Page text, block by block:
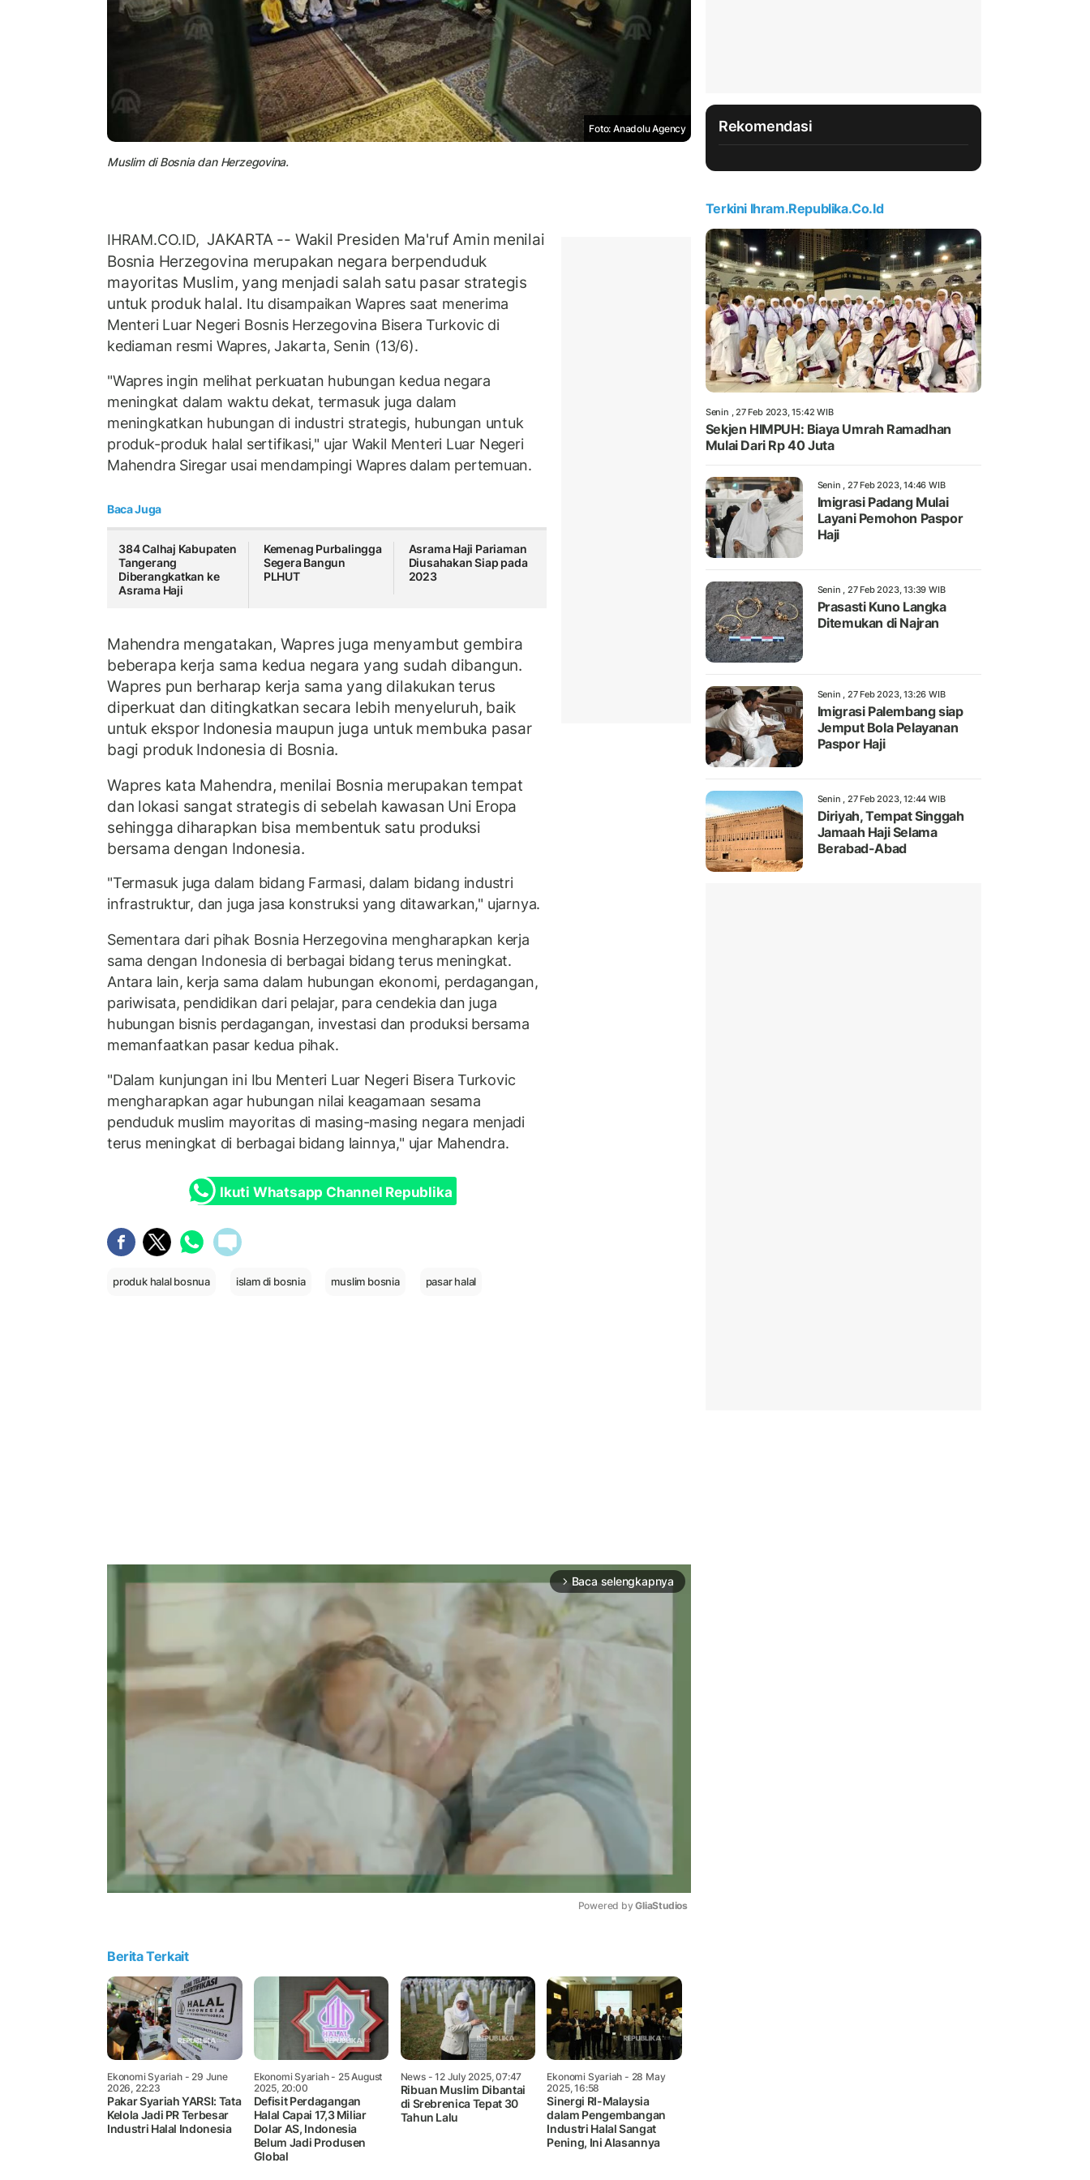
Foto: Anadolu Agency
Muslim di Bosnia dan Herzegovina.
IHRAM.CO.ID,JAKARTA -- Wakil Presiden Ma'ruf Amin menilai
Bosnia Herzegovina merupakan negara berpenduduk
mayoritas Muslim, yang menjadi salah satu pasar strategis
untuk produk halal. Itu disampaikan Wapres saat menerima
Menteri Luar Negeri Bosnis Herzegovina Bisera Turkovic di
kediaman resmi Wapres, Jakarta, Senin (13/6).
"Wapres ingin melihat perkuatan hubungan kedua negara
meningkat dalam waktu dekat, termasuk juga dalam
meningkatkan hubungan di industri strategis, hubungan untuk
produk-produk halal sertifikasi," ujar Wakil Menteri Luar Negeri
Mahendra Siregar usai mendampingi Wapres dalam pertemuan.
Baca Juga
384 Calhaj Kabupaten
Tangerang
Diberangkatkan ke
Asrama Haji
Kemenag Purbalingga
Segera Bangun
PLHUT
Asrama Haji Pariaman
Diusahakan Siap pada
2023
Mahendra mengatakan, Wapres juga menyambut gembira
beberapa kerja sama kedua negara yang sudah dibangun.
Wapres pun berharap kerja sama yang dilakukan terus
diperkuat dan ditingkatkan secara lebih menyeluruh, baik
untuk ekspor Indonesia maupun juga untuk membuka pasar
bagi produk Indonesia di Bosnia.
Wapres kata Mahendra, menilai Bosnia merupakan tempat
dan lokasi sangat strategis di sebelah kawasan Uni Eropa
sehingga diharapkan bisa membentuk satu produksi
bersama dengan Indonesia.
"Termasuk juga dalam bidang Farmasi, dalam bidang industri
infrastruktur, dan juga jasa konstruksi yang ditawarkan," ujarnya.
Sementara dari pihak Bosnia Herzegovina mengharapkan kerja
sama dengan Indonesia di berbagai bidang terus meningkat.
Antara lain, kerja sama dalam hubungan ekonomi, perdagangan,
pariwisata, pendidikan dari pelajar, para cendekia dan juga
hubungan bisnis perdagangan, investasi dan produksi bersama
memanfaatkan pasar kedua pihak.
"Dalam kunjungan ini Ibu Menteri Luar Negeri Bisera Turkovic
mengharapkan agar hubungan nilai keagamaan sesama
penduduk muslim mayoritas di masing-masing negara menjadi
terus meningkat di berbagai bidang lainnya," ujar Mahendra.
Ikuti Whatsapp Channel Republika
produk halal bosnua islam di bosnia muslim bosnia pasar halal
arrow_forward_ios Baca selengkapnya
Powered by GliaStudios
Berita Terkait
Ekonomi Syariah- 29 June
2026, 22:23
Pakar Syariah YARSI: Tata
Kelola Jadi PR Terbesar
Industri Halal Indonesia
Ekonomi Syariah- 25 August
2025, 20:00
Defisit Perdagangan
Halal Capai 17,3 Miliar
Dolar AS, Indonesia
Belum Jadi Produsen
Global
News- 12 July 2025, 07:47
Ribuan Muslim Dibantai
di Srebrenica Tepat 30
Tahun Lalu
Ekonomi Syariah - 28 May
2025, 16:58
Sinergi RI-Malaysia
dalam Pengembangan
Industri Halal Sangat
Pening, Ini Alasannya
Rekomendasi
Terkini Ihram.republika.co.id
Senin , 27 Feb 2023, 15:42 WIB
Sekjen HIMPUH: Biaya Umrah Ramadhan
Mulai Dari Rp 40 Juta
Senin , 27 Feb 2023, 14:46 WIB
Imigrasi Padang Mulai
Layani Pemohon Paspor
Haji
Senin , 27 Feb 2023, 13:39 WIB
Prasasti Kuno Langka
Ditemukan di Najran
Senin , 27 Feb 2023, 13:26 WIB
Imigrasi Palembang siap
Jemput Bola Pelayanan
Paspor Haji
Senin , 27 Feb 2023, 12:44 WIB
Diriyah, Tempat Singgah
Jamaah Haji Selama
Berabad-Abad